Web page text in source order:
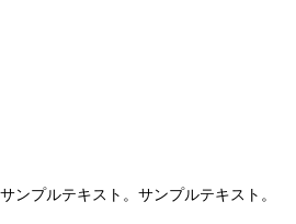
サンプルテキスト。サンプルテキスト。